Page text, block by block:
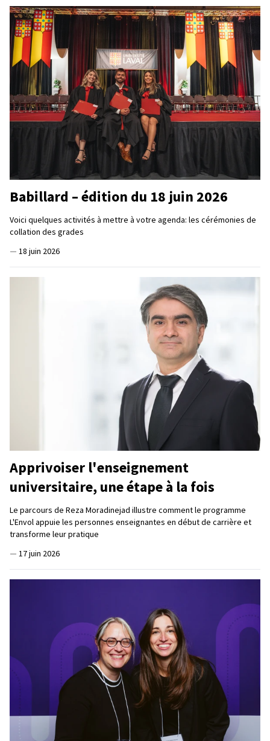
Babillard – édition du 18 juin 2026
Voici quelques activités à mettre à votre agenda: les cérémonies de
collation des grades
— 18 juin 2026
Apprivoiser l'enseignement
universitaire, une étape à la fois
Le parcours de Reza Moradinejad illustre comment le programme
L'Envol appuie les personnes enseignantes en début de carrière et
transforme leur pratique
— 17 juin 2026